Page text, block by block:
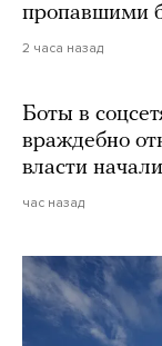
пропавшими
2 часа назад
Боты в
враждебно
власти
час назад